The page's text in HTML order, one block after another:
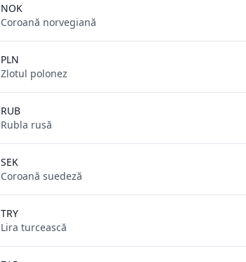
NOK
Coroană norvegiană
PLN
Zlotul polonez
RUB
Rubla rusă
SEK
Coroană suedeză
TRY
Lira turcească